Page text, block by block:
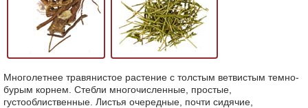
Многолетнее травянистое растение с толстым ветвистым темно-
бурым корнем. Стебли многочисленные, простые,
густооблиственные. Листья очередные, почти сидячие,